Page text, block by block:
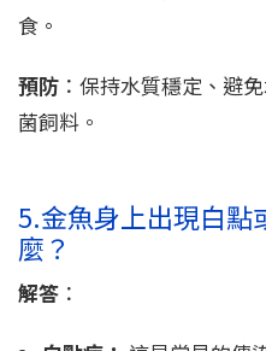
食。
預防 ：保持水質穩定、避
菌飼料。
5.金魚身上出現白點
麼？
解答 ：